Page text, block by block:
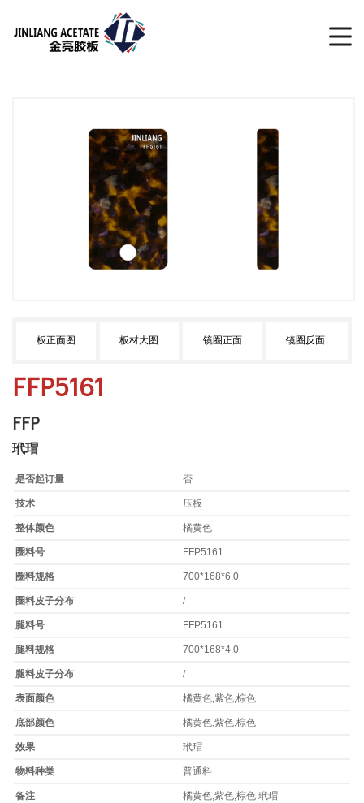
板正面图 板材大图 镜圈正面 镜圈反面
FFP5161
FFP
玳瑁
是否起订量 否
技术 压板
整体颜色 橘黄色
圈料号 FFP5161
圈料规格 700*168*6.0
圈料皮子分布 /
腿料号 FFP5161
腿料规格 700*168*4.0
腿料皮子分布 /
表面颜色 橘黄色,紫色,棕色
底部颜色 橘黄色,紫色,棕色
效果 玳瑁
物料种类 普通料
备注 橘黄色,紫色,棕色 玳瑁